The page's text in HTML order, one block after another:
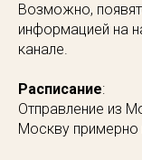
Возможно,
информацией на
канале.
Расписание:
Отправление из
Москву примерно